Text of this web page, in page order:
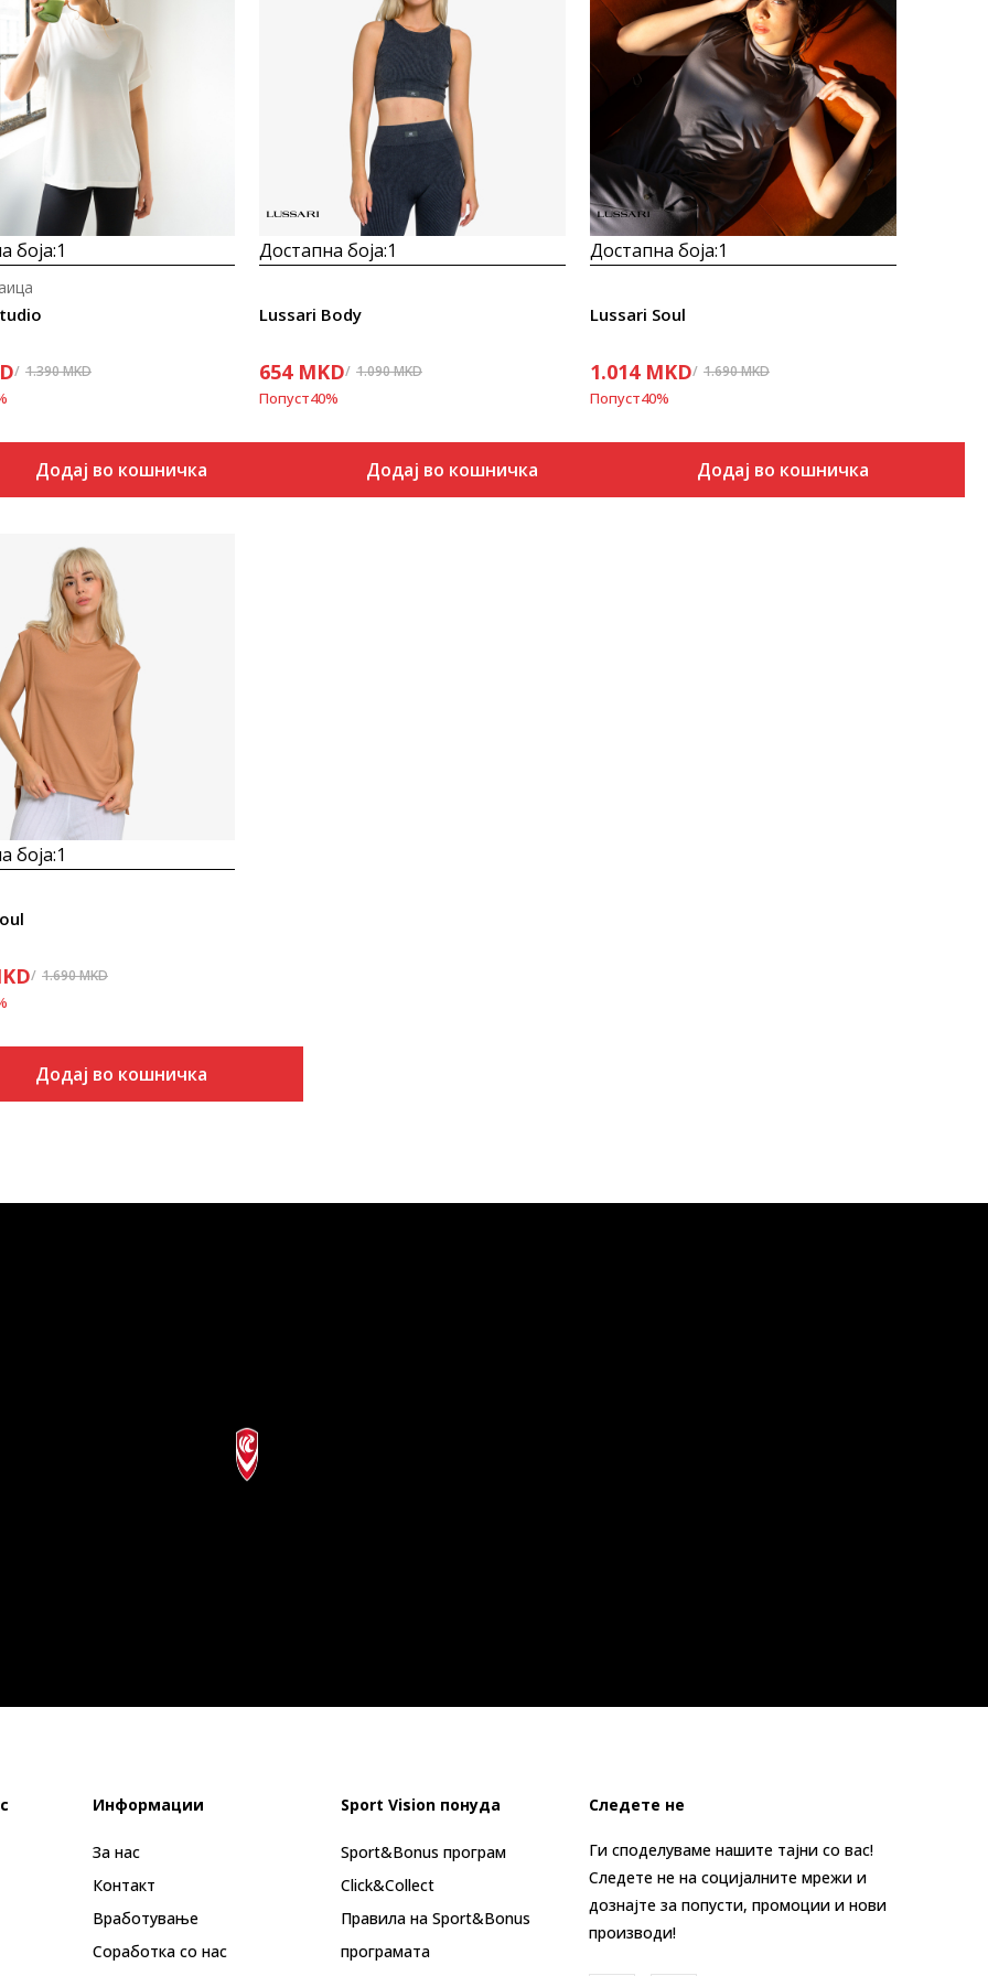
Uporedi
боја:1
1.390MKD
Додај во кошничка
Uporedi
Достапна боја:1
Lussari Body
654 MKD 1.090MKD
Попуст40%
Додај во кошничка
Uporedi
Достапна боја:1
Lussari Soul
1.014 MKD 1.690MKD
Попуст40%
Додај во кошничка
Uporedi
боја:1
1.690MKD
Додај во кошничка
Информации
За нас
Контакт
Вработување
Соработка со нас
Sport Vision понуда
Sport&Bonus програм
Click&Collect
Правила на Sport&Bonus
програмата
Следете не
Ги споделуваме нашите тајни со вас!
Следете не на социјалните мрежи и
дознајте за попусти, промоции и нови
производи!